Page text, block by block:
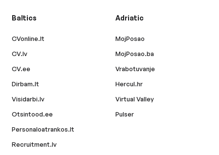
Baltics
CVonline.lt
CV.lv
CV.ee
Dirbam.lt
Visidarbi.lv
Otsintood.ee
Personaloatrankos.lt
Recruitment.lv
Adriatic
MojPosao
MojPosao.ba
Vrabotuvanje
Hercul.hr
Virtual Valley
Pulser